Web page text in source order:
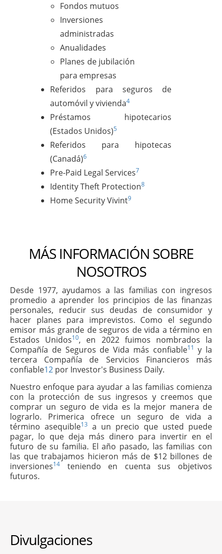
Fondos mutuos
Inversiones
administradas
Anualidades
Planes de jubilación
para empresas
Referidos para seguros de
automóvil y vivienda4
Préstamos hipotecarios
(Estados Unidos)5
Referidos para hipotecas
(Canadá)6
Pre-Paid Legal Services7
Identity Theft Protection8
Home Security Vivint9
MÁS INFORMACIÓN SOBRE
NOSOTROS
Desde 1977, ayudamos a las familias con ingresos
promedio a aprender los principios de las finanzas
personales, reducir sus deudas de consumidor y
hacer planes para imprevistos. Como el segundo
emisor más grande de seguros de vida a término en
Estados Unidos10, en 2022 fuimos nombrados la
Compañía de Seguros de Vida más confiable11 y la
tercera Compañía de Servicios Financieros más
confiable12 por Investor's Business Daily.
Nuestro enfoque para ayudar a las familias comienza
con la protección de sus ingresos y creemos que
comprar un seguro de vida es la mejor manera de
lograrlo. Primerica ofrece un seguro de vida a
término asequible13 a un precio que usted puede
pagar, lo que deja más dinero para invertir en el
futuro de su familia. El año pasado, las familias con
las que trabajamos hicieron más de $12 billones de
inversiones14
teniendo en cuenta sus objetivos
futuros.
Divulgaciones